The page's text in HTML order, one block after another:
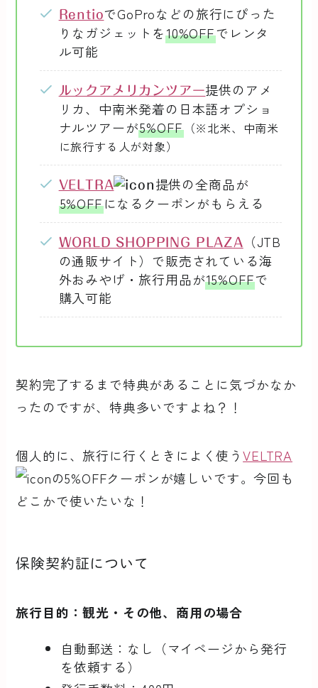
RentioでGoProなどの旅行にぴった
りなガジェットを10%OFFでレンタ
ル可能
ルックアメリカンツアー提供のアメ
リカ、中南米発着の日本語オプショ
ナルツアーが5%OFF（※北米、中南米
に旅行する人が対象）
VELTRA
提供の全商品が
5%OFFになるクーポンがもらえる
WORLD SHOPPING PLAZA
（JTB
の通販サイト）で販売されている海
外おみやげ・旅行用品が15%OFFで
購入可能
契約完了するまで特典があることに気づかなか
ったのですが、特典多いですよね？！
個人的に、旅行に行くときによく使うVELTRA
の5%OFFクーポンが嬉しいです。今回も
どこかで使いたいな！
保険契約証について
旅行目的：観光・その他、商用の場合
自動郵送：なし（マイページから発行
を依頼する）